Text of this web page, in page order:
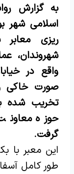
به گزارش
اسلامی شهر
ریزی
شهروندان،
واقع در
صورت خاکی
تخریب شده
حوزه
گرفت.
طور کامل